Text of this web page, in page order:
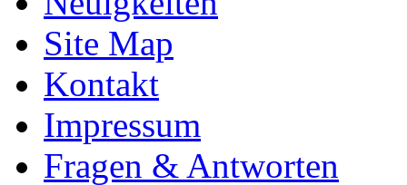
Site Map
Kontakt
Impressum
Fragen & Antworten